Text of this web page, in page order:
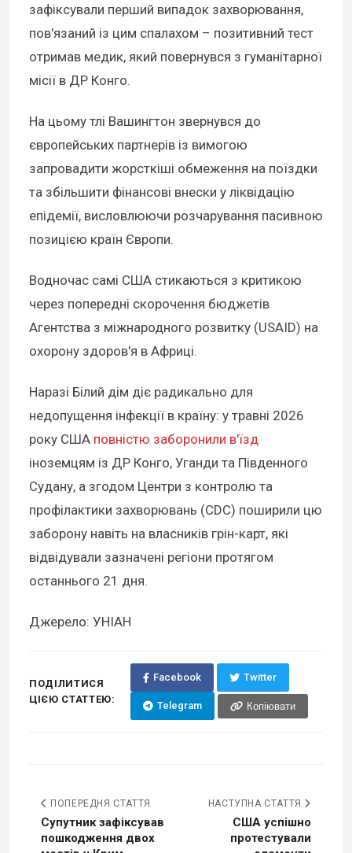
зафіксували перший випадок захворювання,
пов'язаний із цим спалахом – позитивний тест
отримав медик, який повернувся з гуманітарної
місії в ДР Конго.
На цьому тлі Вашингтон звернувся до
європейських партнерів із вимогою
запровадити жорсткіші обмеження на поїздки
та збільшити фінансові внески у ліквідацію
епідемії, висловлюючи розчарування пасивною
позицією країн Європи.
Водночас самі США стикаються з критикою
через попередні скорочення бюджетів
Агентства з міжнародного розвитку (USAID) на
охорону здоров'я в Африці.
Наразі Білий дім діє радикально для
недопущення інфекції в країну: у травні 2026
року США повністю заборонили в'їзд
іноземцям із ДР Конго, Уганди та Південного
Судану, а згодом Центри з контролю та
профілактики захворювань (CDC) поширили цю
заборону навіть на власників грін-карт, які
відвідували зазначені регіони протягом
останнього 21 дня.
Джерело: УНІАН
ПОДІЛИТИСЯ
ЦІЄЮ СТАТТЕЮ:
Facebook Twitter
Telegram Копіювати
ПОПЕРЕДНЯ СТАТТЯ
Супутник зафіксував
пошкодження двох
НАСТУПНА СТАТТЯ
США успішно
протестували